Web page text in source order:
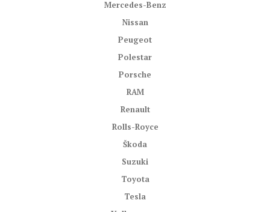
Mercedes-Benz
Nissan
Peugeot
Polestar
Porsche
RAM
Renault
Rolls-Royce
Škoda
Suzuki
Toyota
Tesla